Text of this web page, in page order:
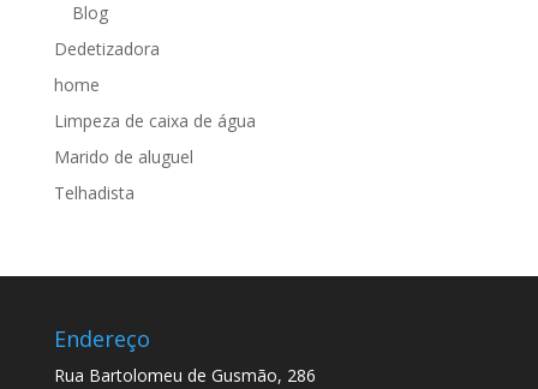
Blog
Dedetizadora
home
Limpeza de caixa de água
Marido de aluguel
Telhadista
Endereço
Rua Bartolomeu de Gusmão, 286